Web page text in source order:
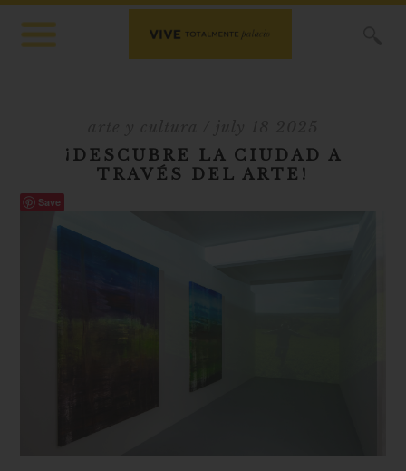
¡DESCUBRE LA CIUDAD A
TRAVÉS DEL ARTE!
Save